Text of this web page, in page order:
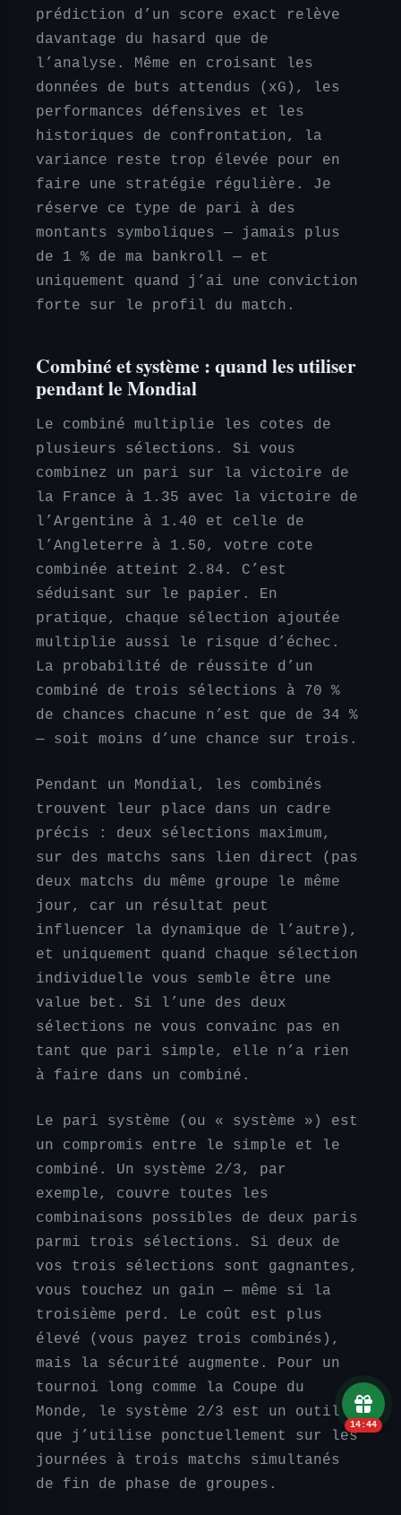
prédiction d’un score exact relève
davantage du hasard que de
l’analyse. Même en croisant les
données de buts attendus (xG), les
performances défensives et les
historiques de confrontation, la
variance reste trop élevée pour en
faire une stratégie régulière. Je
réserve ce type de pari à des
montants symboliques — jamais plus
de 1 % de ma bankroll — et
uniquement quand j’ai une conviction
forte sur le profil du match.
Combiné et système : quand les utiliser
pendant le Mondial
Le combiné multiplie les cotes de
plusieurs sélections. Si vous
combinez un pari sur la victoire de
la France à 1.35 avec la victoire de
l’Argentine à 1.40 et celle de
l’Angleterre à 1.50, votre cote
combinée atteint 2.84. C’est
séduisant sur le papier. En
pratique, chaque sélection ajoutée
multiplie aussi le risque d’échec.
La probabilité de réussite d’un
combiné de trois sélections à 70 %
de chances chacune n’est que de 34 %
— soit moins d’une chance sur trois.
Pendant un Mondial, les combinés
trouvent leur place dans un cadre
précis : deux sélections maximum,
sur des matchs sans lien direct (pas
deux matchs du même groupe le même
jour, car un résultat peut
influencer la dynamique de l’autre),
et uniquement quand chaque sélection
individuelle vous semble être une
value bet. Si l’une des deux
sélections ne vous convainc pas en
tant que pari simple, elle n’a rien
à faire dans un combiné.
Le pari système (ou « système ») est
un compromis entre le simple et le
combiné. Un système 2/3, par
exemple, couvre toutes les
combinaisons possibles de deux paris
parmi trois sélections. Si deux de
vos trois sélections sont gagnantes,
vous touchez un gain — même si la
troisième perd. Le coût est plus
élevé (vous payez trois combinés),
mais la sécurité augmente. Pour un
tournoi long comme la Coupe du
Monde, le système 2/3 est un outil
que j’utilise ponctuellement sur les
journées à trois matchs simultanés
de fin de phase de groupes.
14:43